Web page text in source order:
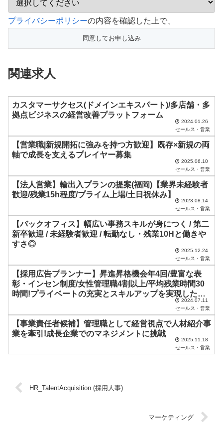
こ
フ
ー
ド
は
ま
ま
て
く
だ
。
プライバシーポリシーの内容を確認した上で、
関連求人
カスタマーサクセス(ドメインエキスパート)/多店舗・多
拠点ビジネスの経営改善プラットフォーム
2024.01.26
セールス・営業
【営業職|新規開拓に強みを持つ方歓迎】既存×新規の両
軸で成長を支えるプレイヤー募集
2025.06.10
セールス・営業
【法人営業】輸出入プランの提案(福岡)【業界未経験者
歓迎/残業15h程度/プライム上場/土日祝休み】
2023.08.14
セールス・営業
【バックオフィス】幅広い事務スキルが身につく / 第二
新卒歓迎 / 未経験者歓迎 / 転勤なし・残業10Hと働きや
すさ◎
2025.12.24
セールス・営業
【採用広告プランナー】昇進昇格機会年4回/豊富な表
彰・インセン制度/女性管理職4割以上/平均残業時間30
時間!プライベートの充実とスキルアップを実現したい
2024.07.11
セールス・営業
【事業責任者候補】管理職として経営視点で人材紹介事
業を牽引!成長企業でのマネジメントに挑戦
2025.11.18
セールス・営業
HR_TalentAcquisition (採用人事)
マーケティング